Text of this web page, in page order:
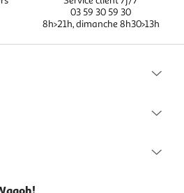
03 59 30 59 30
8h>21h, dimanche 8h30>13h